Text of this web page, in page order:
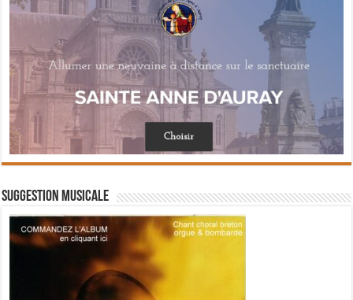
Suggestion musicale